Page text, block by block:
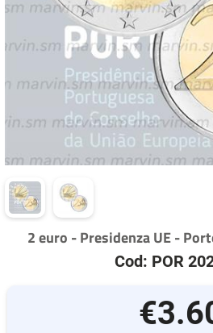
2 euro - Presidenza UE -
Cod: POR